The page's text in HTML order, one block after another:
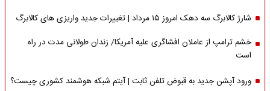
شارژ کالابرگ سه دهک امروز ۱۵ مرداد | تغییرات جدید واریزی های کالابرگ
خشم ترامپ از عاملان افشاگری‌ علیه آمریکا/ زندان طولانی مدت در راه
است
ورود آپشن جدید به قبوض تلفن ثابت | آیتم شبکه هوشمند کشوری چیست؟